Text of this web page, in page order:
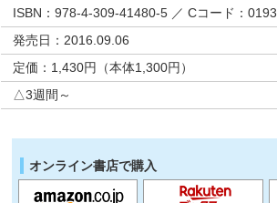
ISBN：978-4-309-41480-5 ／ Cコード：0193
発売日：2016.09.06
定価：1,430円（本体1,300円）
△3週間～
オンライン書店で購入